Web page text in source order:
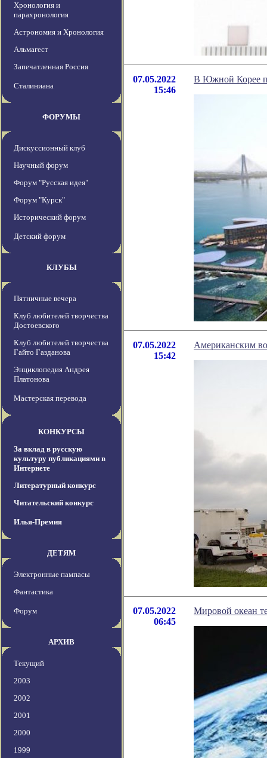
Хронология и
парахронология
Астрономия и Хронология
Альмагест
Запечатленная Россия
Сталиниана
ФОРУМЫ
Дискуссионный клуб
Научный форум
Форум "Русская идея"
Форум "Курск"
Исторический форум
Детский форум
КЛУБЫ
Пятничные вечера
Клуб любителей творчества
Достоевского
Клуб любителей творчества
Гайто Газданова
Энциклопедия Андрея
Платонова
Мастерская перевода
КОНКУРСЫ
За вклад в русскую
культуру публикациями в
Интернете
Литературный конкурс
Читательский конкурс
Илья-Премия
ДЕТЯМ
Электронные пампасы
Фантастика
Форум
АРХИВ
Текущий
2003
2002
2001
2000
1999
07.05.2022
15:46
В Южной Корее
07.05.2022
15:42
Американским
07.05.2022
06:45
Мировой океан